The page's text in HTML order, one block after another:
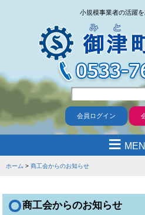
小規模事業者の活躍を
会員ログイン
≡
ホーム 商工会からのお知らせ
商工会からのお知らせ